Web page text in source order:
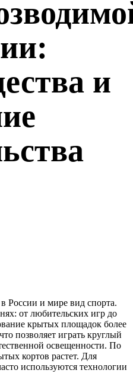
и
России и мире вид спорта.
от любительских игр до
крытых площадок более
позволяет играть круглый
освещенности. По
кортов растет. Для
используются технологии